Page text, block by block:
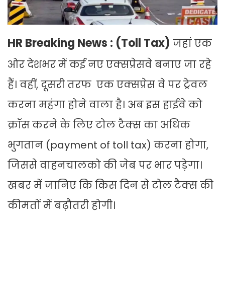
HR Breaking News : (Toll Tax) जहां एक
ओर देशभर में कई नए एक्सप्रेसवे बनाए जा रहे
हैं। वहीं, दूसरी तरफ एक एक्‍सप्रेस वे पर ट्रेवल
करना महंगा होने वाला है। अब इस हाईवे को
क्रॉस करने के लिए टोल टैक्स का अधिक
भुगतान (payment of toll tax) करना होगा,
जिससे वाहनचालको की जेब पर भार पड़ेगा।
खबर में जानिए कि किस दिन से टोल टैक्स की
कीमतों में बढ़ौतरी होगी।